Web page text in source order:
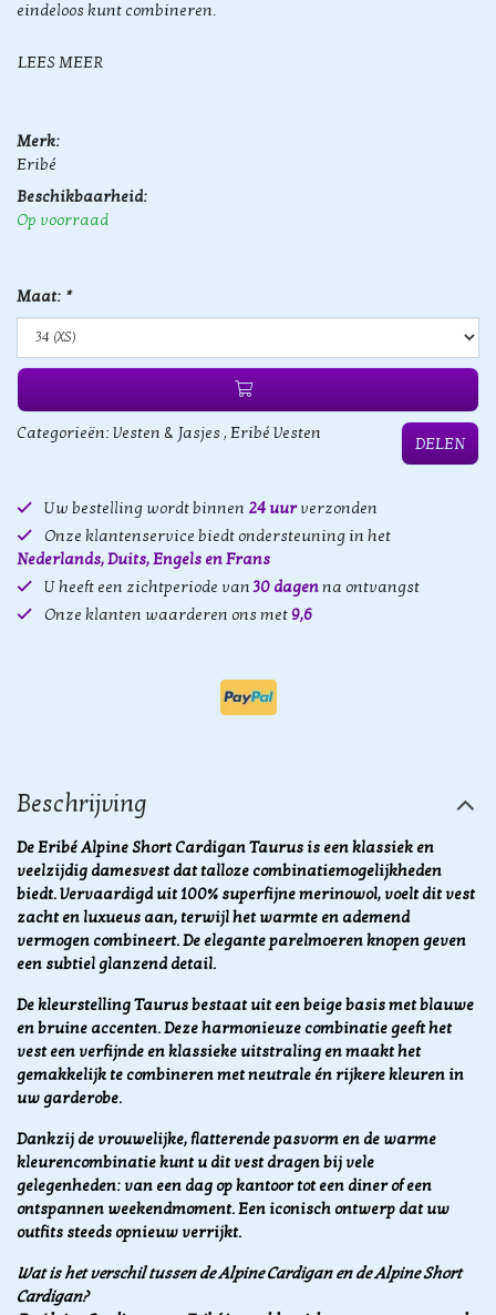
eindeloos kunt combineren.
LEES MEER
Merk:
Eribé
Beschikbaarheid:
Op voorraad
Maat: *
Categorieën: Vesten & Jasjes, Eribé Vesten
DELEN
Uw bestelling wordt binnen 24 uurverzonden
Onze klantenservice biedt ondersteuning in het
Nederlands, Duits, Engels en Frans
U heeft een zichtperiode van30 dagenna ontvangst
Onze klanten waarderen ons met 9,6
Beschrijving
De Eribé Alpine Short Cardigan Taurus is een klassiek en
veelzijdig damesvest dat talloze combinatiemogelijkheden
biedt. Vervaardigd uit 100% superfijne merinowol, voelt dit vest
zacht en luxueus aan, terwijl het warmte en ademend
vermogen combineert. De elegante parelmoeren knopen geven
een subtiel glanzend detail.
De kleurstelling Taurus bestaat uit een beige basis met blauwe
en bruine accenten. Deze harmonieuze combinatie geeft het
vest een verfijnde en klassieke uitstraling en maakt het
gemakkelijk te combineren met neutrale én rijkere kleuren in
uw garderobe.
Dankzij de vrouwelijke, flatterende pasvorm en de warme
kleurencombinatie kunt u dit vest dragen bij vele
gelegenheden: van een dag op kantoor tot een diner of een
ontspannen weekendmoment. Een iconisch ontwerp dat uw
outfits steeds opnieuw verrijkt.
Wat is het verschil tussen de Alpine Cardigan en de Alpine Short
Cardigan?